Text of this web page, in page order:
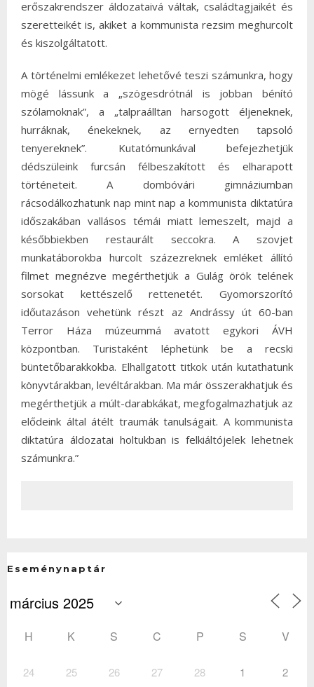
erőszakrendszer áldozataivá váltak, családtagjaikét és
szeretteikét is, akiket a kommunista rezsim meghurcolt
és kiszolgáltatott.
A történelmi emlékezet lehetővé teszi számunkra, hogy
mögé lássunk a „szögesdrótnál is jobban bénító
szólamoknak”, a „talpraálltan harsogott éljeneknek,
hurráknak, énekeknek, az ernyedten tapsoló
tenyereknek”. Kutatómunkával befejezhetjük
dédszüleink furcsán félbeszakított és elharapott
történeteit. A dombóvári gimnáziumban
rácsodálkozhatunk nap mint nap a kommunista diktatúra
időszakában vallásos témái miatt lemeszelt, majd a
későbbiekben restaurált seccokra. A szovjet
munkatáborokba hurcolt százezreknek emléket állító
filmet megnézve megérthetjük a Gulág örök telének
sorsokat kettészelő rettenetét. Gyomorszorító
időutazáson vehetünk részt az Andrássy út 60-ban
Terror Háza múzeummá avatott egykori ÁVH
központban. Turistaként léphetünk be a recski
büntetőbarakkokba. Elhallgatott titkok után kutathatunk
könyvtárakban, levéltárakban. Ma már összerakhatjuk és
megérthetjük a múlt-darabkákat, megfogalmazhatjuk az
elődeink által átélt traumák tanulságait. A kommunista
diktatúra áldozatai holtukban is felkiáltójelek lehetnek
számunkra.”
Eseménynaptár
H K S C P S V
24 25 26 27 28 1 2